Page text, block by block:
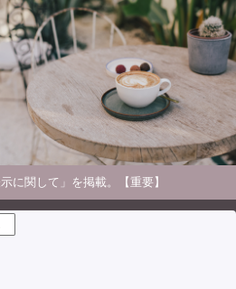
に関して」を掲載。【重要】